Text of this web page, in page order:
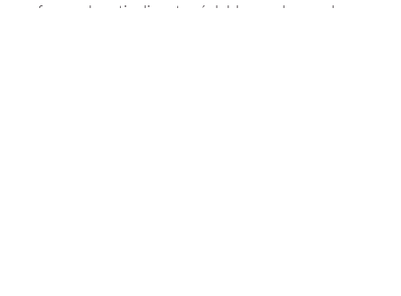
sauf accord particulier et préalable conclu avec la